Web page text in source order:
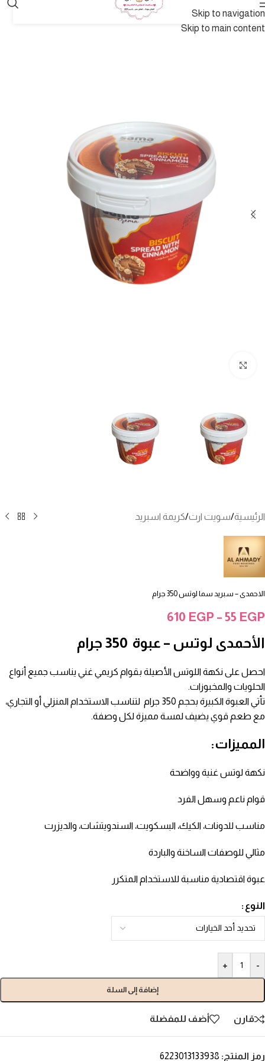
Skip to navigation
Skip to main content
الرئيسية/سويت ارت/كريمة اسبريد
الاحمدى – سبريد سما لوتس 350 جرام
55 EGP
–
610 EGP
الأحمدى لوتس – عبوة 350 جرام
احصل على نكهة اللوتس الأصيلة بقوام كريمي غني يناسب جميع أنواع
الحلويات والمخبوزات.
تأتي العبوة الكبيرة بحجم 350 جرام لتناسب الاستخدام المنزلي أو التجاري،
مع طعم قوي يضيف لمسة مميزة لكل وصفة.
المميزات:
نكهة لوتس غنية وواضحة
قوام ناعم وسهل الفرد
مناسب للدونات، الكيك، البسكويت، السندويتشات، والديزرت
مثالي للوصفات الساخنة والباردة
عبوة اقتصادية مناسبة للاستخدام المتكرر
النوع
-
+
إضافة إلى السلة
قارن أضف للمفضلة
رمز المنتج: 6223013133938